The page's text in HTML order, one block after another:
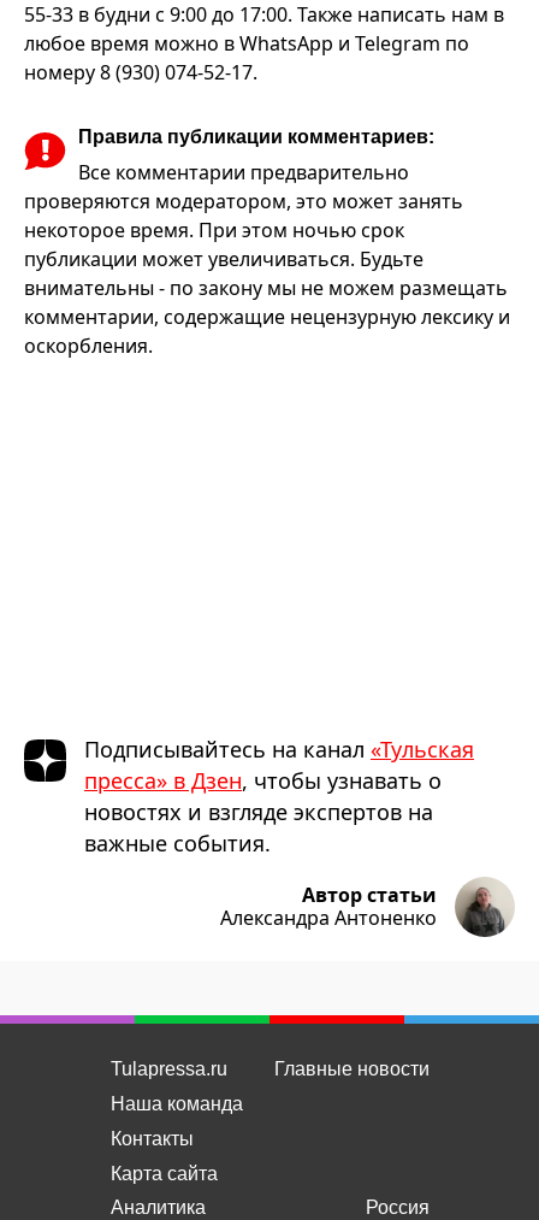
55-33 в будни с 9:00 до 17:00. Также написать нам в
любое время можно в WhatsApp и Telegram по
номеру 8 (930) 074-52-17.
Правила публикации комментариев:
Все комментарии предварительно
проверяются модератором, это может занять
некоторое время. При этом ночью срок
публикации может увеличиваться. Будьте
внимательны - по закону мы не можем размещать
комментарии, содержащие нецензурную лексику и
оскорбления.
Подписывайтесь на канал «Тульская
пресса» в Дзен, чтобы узнавать о
новостях и взгляде экспертов на
важные события.
Автор статьи
Александра Антоненко
Tulapressa.ru
Наша команда
Контакты
Карта сайта
Главные новости
Аналитика
Россия